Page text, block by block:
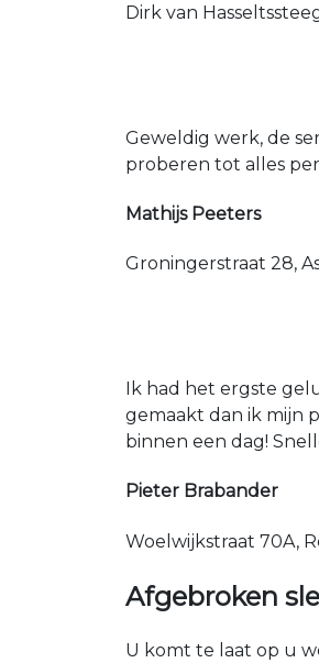
Dirk van
Geweldig werk, de
proberen tot alles
Mathijs Peeters
Groningerstraat 28,
Ik had het ergste
gemaakt dan ik mijn
binnen een dag!
Pieter Brabander
Woelwijkstraat 70A,
Afgebroken
U komt te laat op u